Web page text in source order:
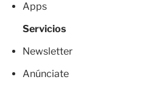
Apps
Servicios
Newsletter
Anúnciate